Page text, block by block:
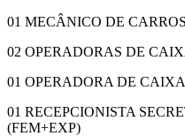
01 MECÂNICO DE
02 OPERADORAS DE
01 OPERADORA DE
01 RECEPCIONISTA
(FEM+EXP)